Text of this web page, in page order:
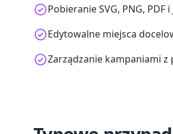
Pobieranie SVG, PNG, PDF i
Edytowalne miejsca
Zarządzanie kampaniami z